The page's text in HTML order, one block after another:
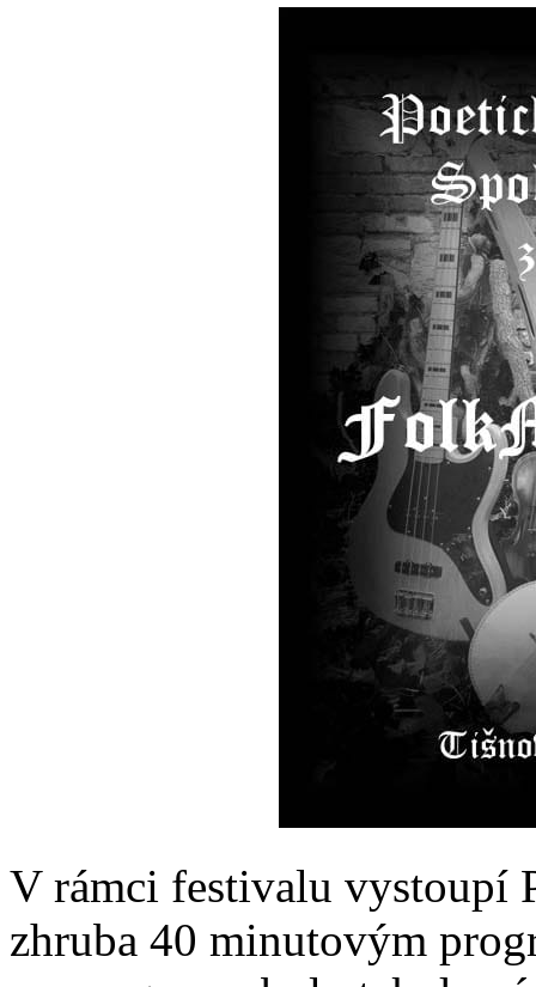
V rámci festivalu vystoupí
zhruba 40 minutovým